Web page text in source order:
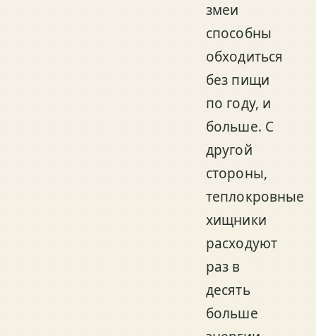
змеи
способны
обходиться
без пищи
по году, и
больше. С
другой
стороны,
теплокровные
хищники
расходуют
раз в
десять
больше